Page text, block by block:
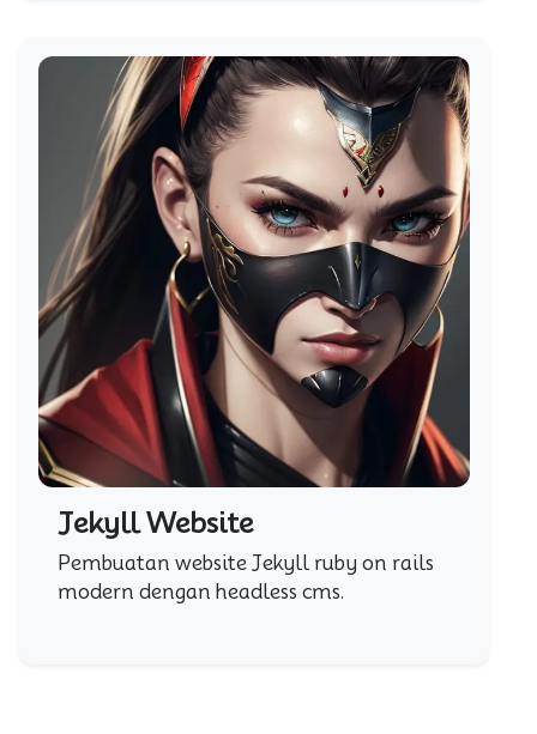
Jekyll Website
Pembuatan website Jekyll ruby on rails
modern dengan headless cms.